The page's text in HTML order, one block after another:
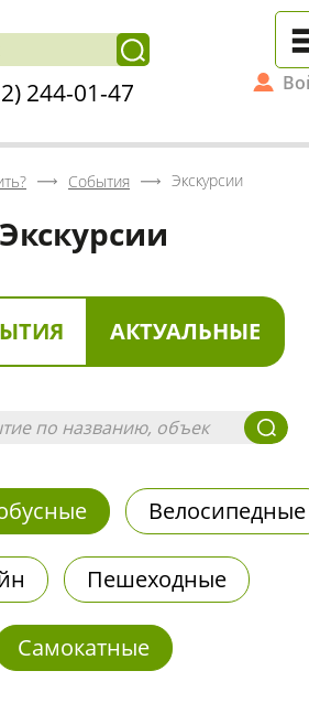
244-01-47
События Экскурсии
Экскурсии
АКТУАЛЬНЫЕ
Велосипедные
Пешеходные
Самокатные